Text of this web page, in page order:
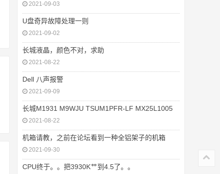
2021-09-03
U盘奇异故障处理一则
2021-09-02
长城液晶，颜色不对，求助
2021-08-22
Dell 八声报警
2021-09-09
长城M1931 M9WJU TSUM1PFR-LF MX25L1005
2021-08-22
机箱请教，之前在论坛看到一种全铝架子的机箱
2021-09-30
CPU终于。。把3930K艹到4.5了。。